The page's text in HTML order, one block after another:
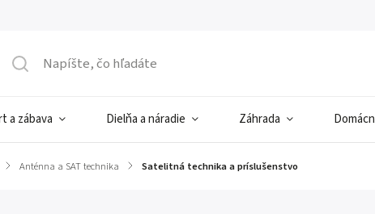
a zábava Dielňa a náradie Záhrada
/ Anténna a SAT technika / Satelitná technika a príslušenstvo